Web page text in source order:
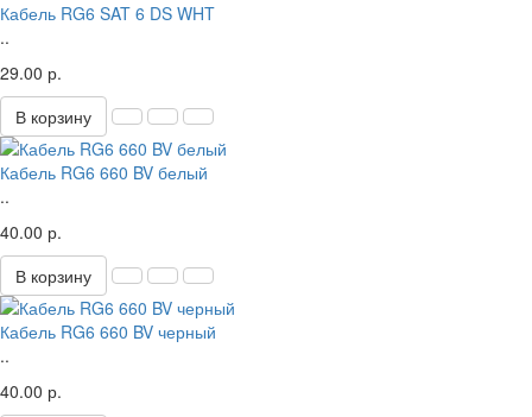
Кабель RG6 SAT 6 DS WHT
..
29.00 р.
В корзину
Кабель RG6 660 BV белый
..
40.00 р.
В корзину
Кабель RG6 660 BV черный
..
40.00 р.